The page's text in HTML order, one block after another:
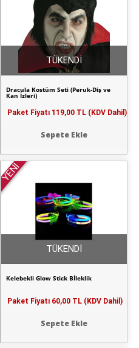
Dracula Kostüm Seti (Peruk-Diş ve
Kan İzleri)
Paket Fiyatı 119,00 TL (KDV Dahil)
Sepete Ekle
TÜKENDİ
YENİ
Kelebekli Glow Stick Bİleklik
Paket Fiyatı 60,00 TL (KDV Dahil)
Sepete Ekle
TÜKENDİ